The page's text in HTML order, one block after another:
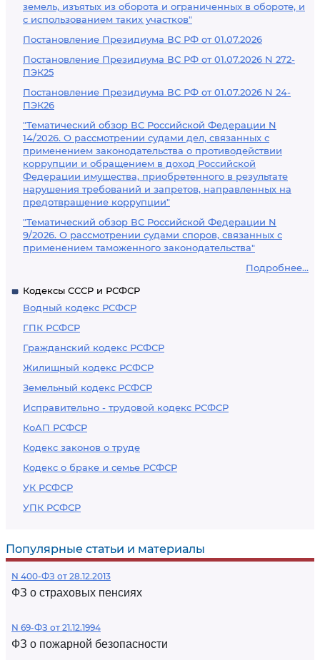
земель, изъятых из оборота и ограниченных в обороте, и
с использованием таких участков"
Постановление Президиума ВС РФ от 01.07.2026
Постановление Президиума ВС РФ от 01.07.2026 N 272-
ПЭК25
Постановление Президиума ВС РФ от 01.07.2026 N 24-
ПЭК26
"Тематический обзор ВС Российской Федерации N
14/2026. О рассмотрении судами дел, связанных с
применением законодательства о противодействии
коррупции и обращением в доход Российской
Федерации имущества, приобретенного в результате
нарушения требований и запретов, направленных на
предотвращение коррупции"
"Тематический обзор ВС Российской Федерации N
9/2026. О рассмотрении судами споров, связанных с
применением таможенного законодательства"
Подробнее...
Кодексы СССР и РСФСР
Водный кодекс РСФСР
ГПК РСФСР
Гражданский кодекс РСФСР
Жилищный кодекс РСФСР
Земельный кодекс РСФСР
Исправительно - трудовой кодекс РСФСР
КоАП РСФСР
Кодекс законов о труде
Кодекс о браке и семье РСФСР
УК РСФСР
УПК РСФСР
Популярные статьи и материалы
N 400-ФЗ от 28.12.2013
ФЗ о страховых пенсиях
N 69-ФЗ от 21.12.1994
ФЗ о пожарной безопасности